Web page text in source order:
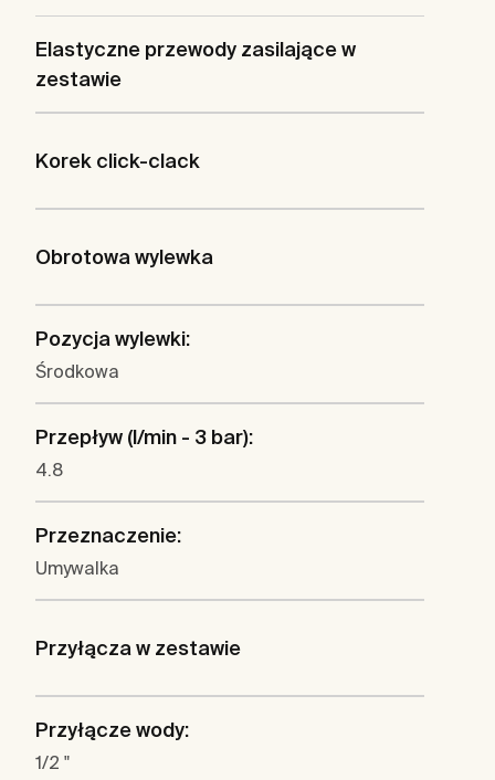
Elastyczne przewody zasilające w
zestawie
Korek click-clack
Obrotowa wylewka
Pozycja wylewki:
Środkowa
Przepływ (l/min - 3 bar):
4.8
Przeznaczenie:
Umywalka
Przyłącza w zestawie
Przyłącze wody:
1/2 "